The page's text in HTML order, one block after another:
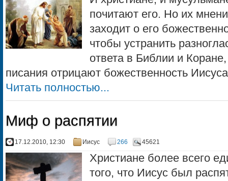
почитают его. Но их
заходит о его
чтобы устранить
ответа в Библии и
писания отрицают божественность
Читать полностью...
Миф о распятии
17.12.2010, 12:30 Иисус 266 45621
Христиане более всего
того, что Иисус был